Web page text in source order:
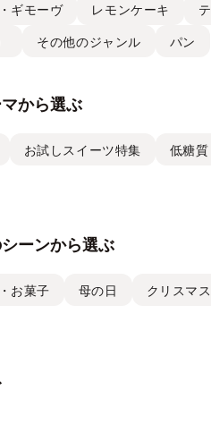
ギモーヴ レモンケーキ
その他のジャンル パン
から選ぶ
お試しスイーツ特集 低糖
ーンから選ぶ
お菓子 母の日 クリスマス